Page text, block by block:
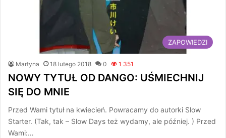
ZAPOWIEDZI
Martyna 18 lutego 2018 0 1 351
NOWY TYTUŁ OD DANGO: UŚMIECHNIJ
SIĘ DO MNIE
Przed Wami tytuł na kwiecień. Powracamy do autorki Slow
Starter. (Tak, tak – Slow Days też wydamy, ale później. ) Przed
Wami:…